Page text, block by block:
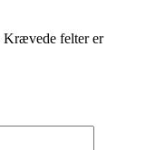
Krævede felter er